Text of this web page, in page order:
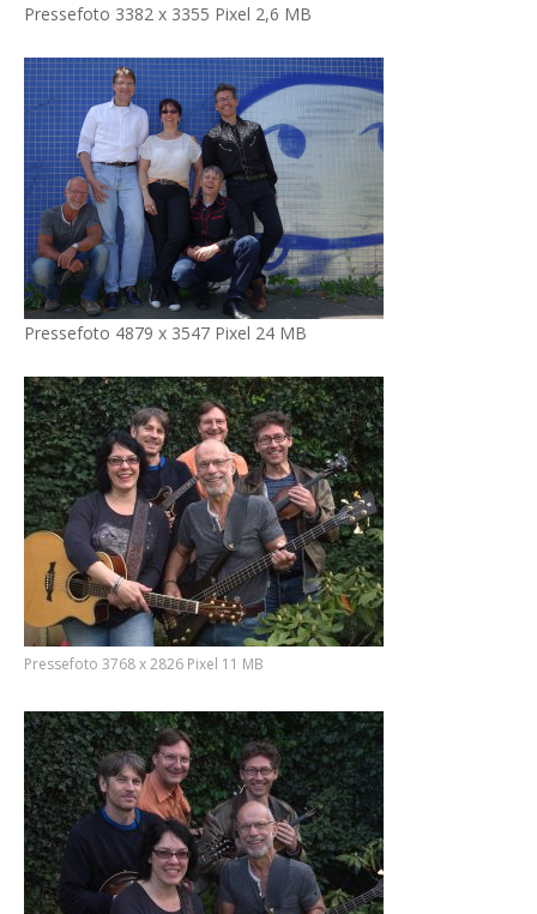
Pressefoto 3382 x 3355 Pixel 2,6 MB
Pressefoto 4879 x 3547 Pixel 24 MB
Pressefoto 3768 x 2826 Pixel 11 MB